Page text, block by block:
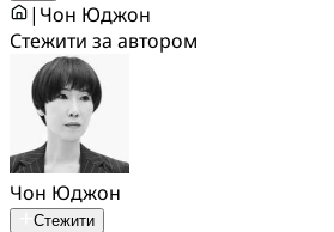
| Чон Юджон
Стежити за автором
Чон Юджон
Стежити